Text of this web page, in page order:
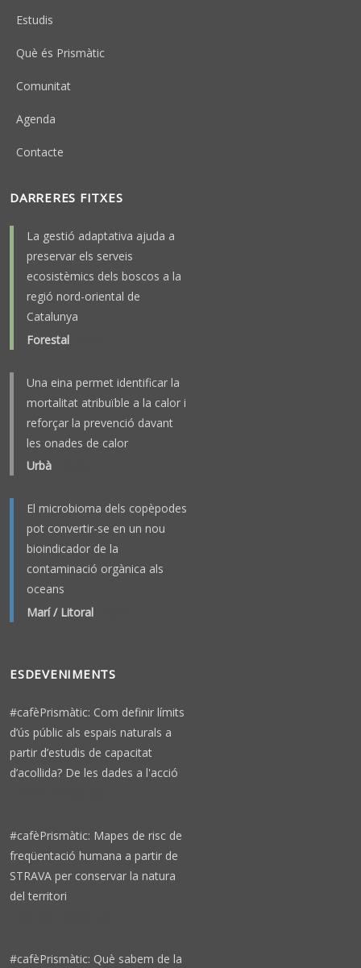
Estudis
Què és Prismàtic
Comunitat
Agenda
Contacte
DARRERES FITXES
La gestió adaptativa ajuda a
preservar els serveis
ecosistèmics dels boscos a la
regió nord-oriental de
Catalunya
Forestal
Una eina permet identificar la
mortalitat atribuïble a la calor i
reforçar la prevenció davant
les onades de calor
Urbà
El microbioma dels copèpodes
pot convertir-se en un nou
bioindicador de la
contaminació orgànica als
oceans
Marí / Litoral
ESDEVENIMENTS
#cafèPrismàtic: Com definir límits
d’ús públic als espais naturals a
partir d’estudis de capacitat
d’acollida? De les dades a l'acció
#cafèPrismàtic: Mapes de risc de
freqüentació humana a partir de
STRAVA per conservar la natura
del territori
#cafèPrismàtic: Què sabem de la